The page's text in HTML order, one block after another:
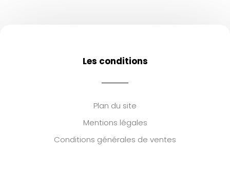
Les conditions
Plan du site
Mentions légales
Conditions générales de ventes